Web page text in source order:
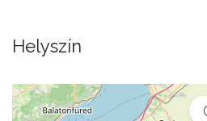
Helyszín